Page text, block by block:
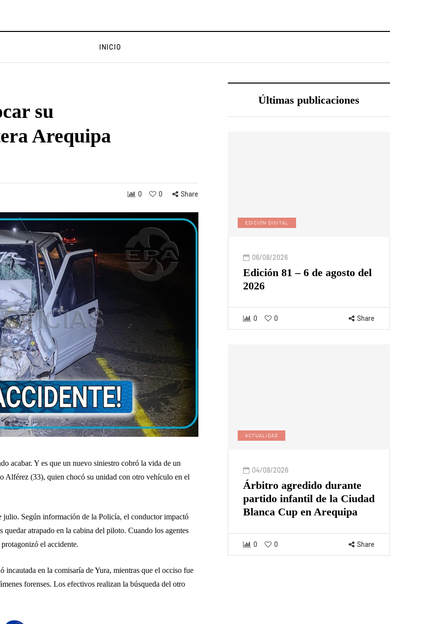
INICIO
su
Arequipa
0 0 Share
acabar. Y es que un nuevo siniestro cobró la vida de un
(33), quien chocó su unidad con otro vehículo en el
Según información de la Policía, el conductor impactó
atrapado en la cabina del piloto. Cuando los agentes
el accidente.
incautada en la comisaría de Yura, mientras que el occiso fue
forenses. Los efectivos realizan la búsqueda del otro
Últimas publicaciones
EDICIÓN DIGITAL
06/08/2026
Edición 81 – 6 de agosto del
2026
0 0 Share
ACTUALIDAD
04/08/2026
Árbitro agredido durante
partido infantil de la Ciudad
Blanca Cup en Arequipa
0 0 Share